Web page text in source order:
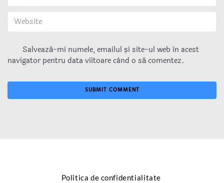
Salvează-mi numele, emailul și site-ul web în acest
navigator pentru data viitoare când o să comentez.
Politica de confidentialitate